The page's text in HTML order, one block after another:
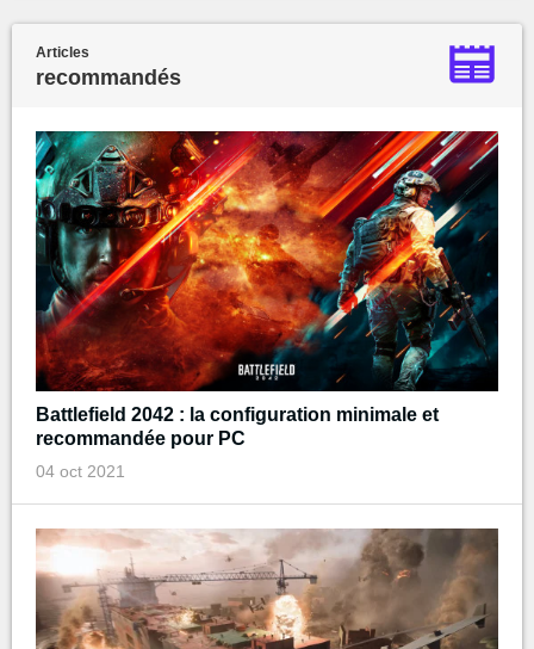
Articles
recommandés
Battlefield 2042 : la configuration minimale et
recommandée pour PC
04 oct 2021